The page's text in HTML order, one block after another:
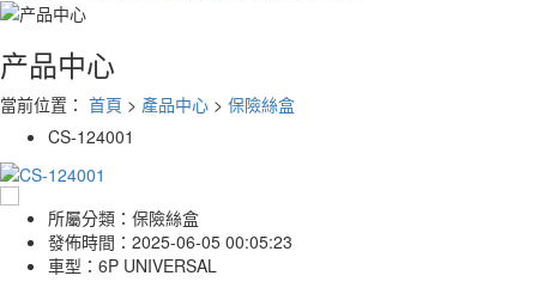
产品中心
當前位置： 首頁 > 產品中心 > 保險絲盒
CS-124001
所屬分類： 保險絲盒
發佈時間： 2025-06-05 00:05:23
車型： 6P UNIVERSAL